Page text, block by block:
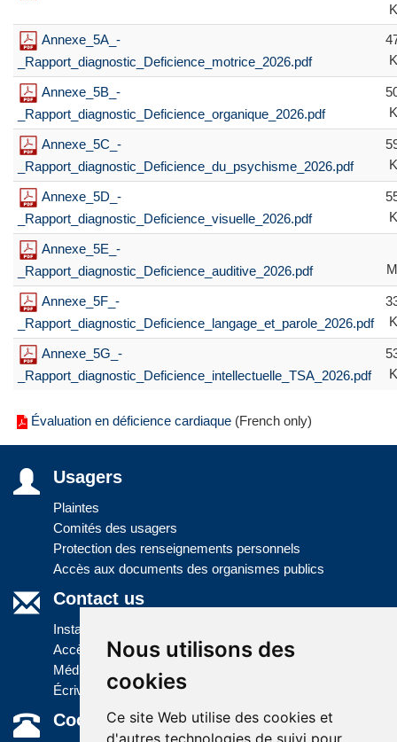
Nous utilisons des
cookies
Ce site Web utilise des cookies et
d'autres technologies de suivi pour
Annexe_5A_-
_Rapport_diagnostic_Deficience_motrice_2026.pdf
Annexe_5B_-
_Rapport_diagnostic_Deficience_organique_2026.pdf
Annexe_5C_-
_Rapport_diagnostic_Deficience_du_psychisme_2026.pdf
Annexe_5D_-
_Rapport_diagnostic_Deficience_visuelle_2026.pdf
Annexe_5E_-
_Rapport_diagnostic_Deficience_auditive_2026.pdf
Annexe_5F_-
_Rapport_diagnostic_Deficience_langage_et_parole_2026.pdf
Annexe_5G_-
_Rapport_diagnostic_Deficience_intellectuelle_TSA_2026.pdf
Évaluation en déficience cardiaque (French only)
Usagers
Plaintes
Comités des usagers
Protection des renseignements personnels
Accès aux documents des organismes publics
Contact us
Installations
Accès à l'information
Médias
Écrivez-nous
Coordonnées